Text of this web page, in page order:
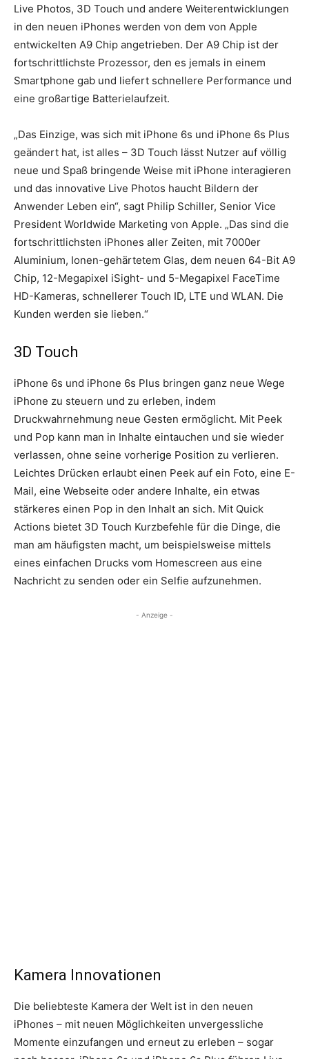
Live Photos, 3D Touch und andere Weiterentwicklungen
in den neuen iPhones werden von dem von Apple
entwickelten A9 Chip angetrieben. Der A9 Chip ist der
fortschrittlichste Prozessor, den es jemals in einem
Smartphone gab und liefert schnellere Performance und
eine großartige Batterielaufzeit.
„Das Einzige, was sich mit iPhone 6s und iPhone 6s Plus
geändert hat, ist alles – 3D Touch lässt Nutzer auf völlig
neue und Spaß bringende Weise mit iPhone interagieren
und das innovative Live Photos haucht Bildern der
Anwender Leben ein“, sagt Philip Schiller, Senior Vice
President Worldwide Marketing von Apple. „Das sind die
fortschrittlichsten iPhones aller Zeiten, mit 7000er
Aluminium, Ionen-gehärtetem Glas, dem neuen 64-Bit A9
Chip, 12-Megapixel iSight- und 5-Megapixel FaceTime
HD-Kameras, schnellerer Touch ID, LTE und WLAN. Die
Kunden werden sie lieben.“
3D Touch
iPhone 6s und iPhone 6s Plus bringen ganz neue Wege
iPhone zu steuern und zu erleben, indem
Druckwahrnehmung neue Gesten ermöglicht. Mit Peek
und Pop kann man in Inhalte eintauchen und sie wieder
verlassen, ohne seine vorherige Position zu verlieren.
Leichtes Drücken erlaubt einen Peek auf ein Foto, eine E-
Mail, eine Webseite oder andere Inhalte, ein etwas
stärkeres einen Pop in den Inhalt an sich. Mit Quick
Actions bietet 3D Touch Kurzbefehle für die Dinge, die
man am häufigsten macht, um beispielsweise mittels
eines einfachen Drucks vom Homescreen aus eine
Nachricht zu senden oder ein Selfie aufzunehmen.
- Anzeige -
Kamera Innovationen
Die beliebteste Kamera der Welt ist in den neuen
iPhones – mit neuen Möglichkeiten unvergessliche
Momente einzufangen und erneut zu erleben – sogar